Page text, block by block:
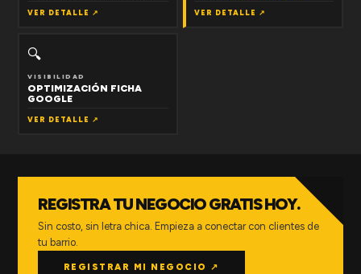
VER DETALLE ↗ VER DETALLE ↗
🔍
VISIBILIDAD
OPTIMIZACIÓN FICHA
GOOGLE
VER DETALLE ↗
REGISTRA TU NEGOCIO GRATIS HOY.
Sin costo, sin letra chica. Empieza a conectar con clientes de
tu barrio.
REGISTRAR MI NEGOCIO ↗